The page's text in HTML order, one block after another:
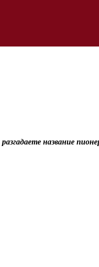
название